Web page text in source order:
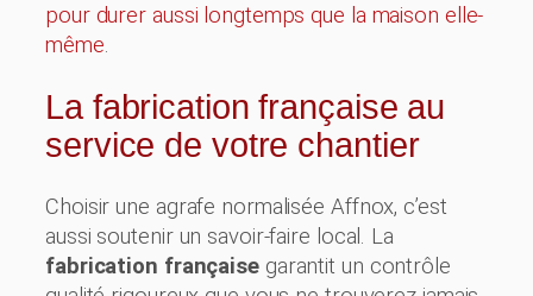
pour durer aussi longtemps que la maison elle-
même.
La fabrication française au
service de votre chantier
Choisir une agrafe normalisée Affnox, c’est
aussi soutenir un savoir-faire local. La
fabrication françaisegarantit un contrôle